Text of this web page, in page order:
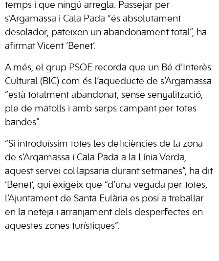
temps i que ningú arregla. Passejar per
s’Argamassa i Cala Pada “és absolutament
desolador, pateixen un abandonament total”, ha
afirmat Vicent ‘Benet’.
A més, el grup PSOE recorda que un Bé d’Interès
Cultural (BIC) com és l’aqüeducte de s’Argamassa
“està totalment abandonat, sense senyalització,
ple de matolls i amb serps campant per totes
bandes”.
“Si introduíssim totes les deficiències de la zona
de s’Argamassa i Cala Pada a la Línia Verda,
aquest servei col·lapsaria durant setmanes”, ha dit
‘Benet’, qui exigeix que “d’una vegada per totes,
l’Ajuntament de Santa Eulària es posi a treballar
en la neteja i arranjament dels desperfectes en
aquestes zones turístiques”.